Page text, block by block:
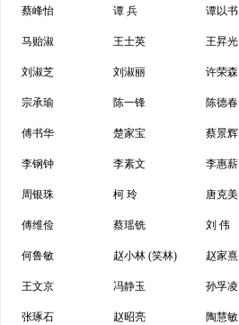
蔡峰怡 谭 兵 谭以书
马贻淑 王士英 王昇光
刘淑芝 刘淑丽 许荣森
宗承瑜 陈一锋 陈德春
傅书华 楚家宝 蔡景辉
李钢钟 李素文 李惠薪
周银珠 柯 玲 唐克美
傅维俭 蔡瑶铣 刘 伟
何鲁敏 赵小林 (笑林) 赵家熹
王文京 冯静玉 孙孚凌
张琢石 赵昭亮 陶慧敏